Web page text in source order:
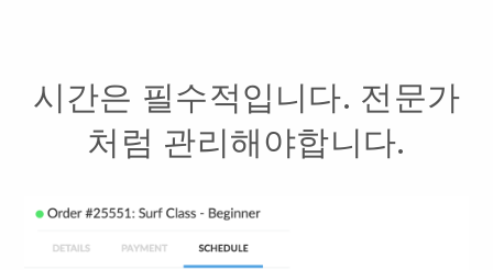
시간은 필수적입니다. 전문가
처럼 관리해야합니다.